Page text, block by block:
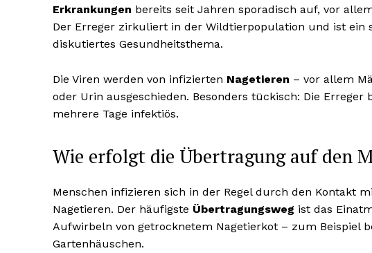
Erkrankungen bereits seit Jahren sporadisch auf, vor
Der Erreger zirkuliert in der Wildtierpopulation und ist ein
diskutiertes Gesundheitsthema.
Die Viren werden von infizierten Nagetieren – vor allem
oder Urin ausgeschieden. Besonders tückisch: Die
mehrere Tage infektiös.
Wie erfolgt die Übertragung auf den
Menschen infizieren sich in der Regel durch den Kontakt
Nagetieren. Der häufigste Übertragungsweg ist das
Aufwirbeln von getrocknetem Nagetierkot – zum Beispiel
Gartenhäuschen.